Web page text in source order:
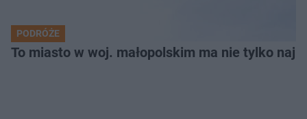
PODRÓŻE
To miasto w woj. małopolskim ma nie tylko